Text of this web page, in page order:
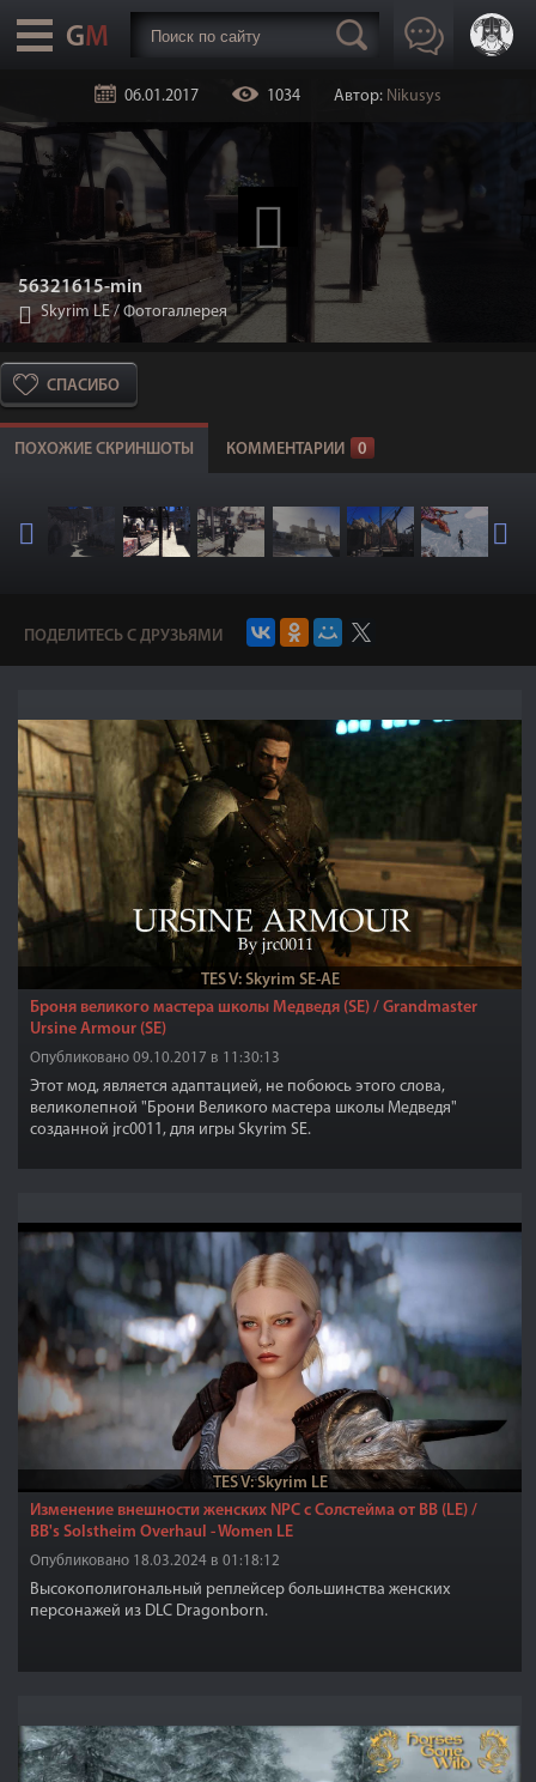
06.01.2017 1034 Автор: Nikusys
56321615-min
Skyrim LE/ Фотогаллерея
СПАСИБО
ПОХОЖИЕ СКРИНШОТЫ КОММЕНТАРИИ 0
ПОДЕЛИТЕСЬ С ДРУЗЬЯМИ
TES V: Skyrim SE-AE
Броня великого мастера школы Медведя (SE) / Grandmaster
Ursine Armour (SE)
Опубликовано 09.10.2017 в 11:30:13
Этот мод, является адаптацией, не побоюсь этого слова,
великолепной "Брони Великого мастера школы Медведя"
созданной jrc0011, для игры Skyrim SE.
TES V: Skyrim LE
Изменение внешности женских NPC с Солстейма от BB (LE) /
BB's Solstheim Overhaul - Women LE
Опубликовано 18.03.2024 в 01:18:12
Высокополигональный реплейсер большинства женских
персонажей из DLC Dragonborn.